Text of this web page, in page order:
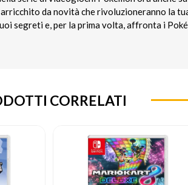
da novità che rivoluzioneranno la
segreti e, per la prima volta, affronta i
CORRELATI